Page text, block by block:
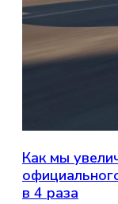
Как мы
в 4 раза